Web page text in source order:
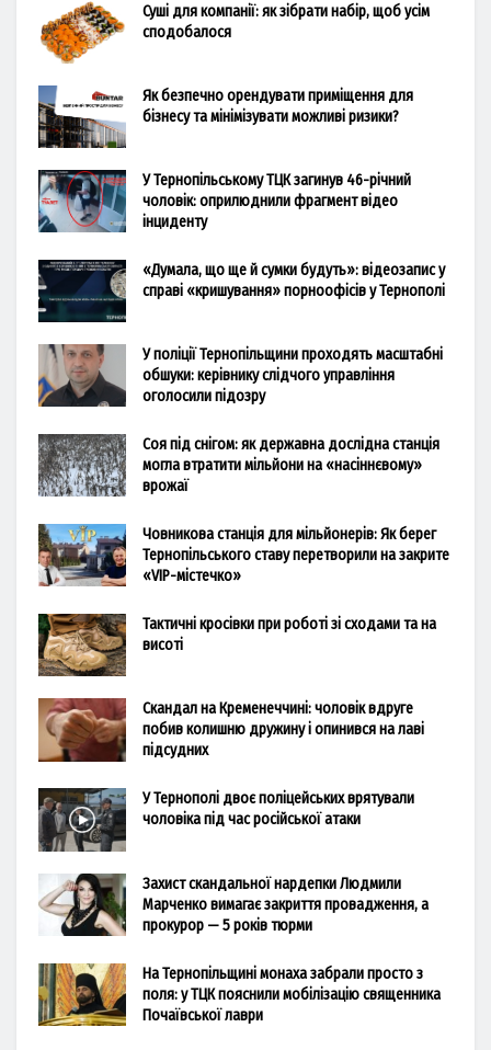
Суші для компанії: як зібрати набір, щоб усім
сподобалося
Як безпечно орендувати приміщення для
бізнесу та мінімізувати можливі ризики?
У Тернопільському ТЦК загинув 46-річний
чоловік: оприлюднили фрагмент відео
інциденту
«Думала, що ще й сумки будуть»: відеозапис у
справі «кришування» порноофісів у Тернополі
У поліції Тернопільщини проходять масштабні
обшуки: керівнику слідчого управління
оголосили підозру
Соя під снігом: як державна дослідна станція
могла втратити мільйони на «насіннєвому»
врожаї
Човникова станція для мільйонерів: Як берег
Тернопільського ставу перетворили на закрите
«VIP-містечко»
Тактичні кросівки при роботі зі сходами та на
висоті
Скандал на Кременеччині: чоловік вдруге
побив колишню дружину і опинився на лаві
підсудних
У Тернополі двоє поліцейських врятували
чоловіка під час російської атаки
Захист скандальної нардепки Людмили
Марченко вимагає закриття провадження, а
прокурор — 5 років тюрми
На Тернопільщині монаха забрали просто з
поля: у ТЦК пояснили мобілізацію священника
Почаївської лаври